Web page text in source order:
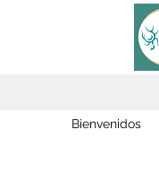
Bienvenidos